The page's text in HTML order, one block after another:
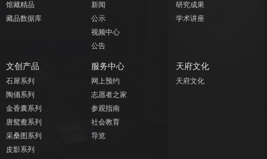
馆藏精品
藏品数据库
新闻
公示
视频中心
公告
研究成果
学术讲座
文创产品
石犀系列
陶俑系列
金香囊系列
唐鸳鸯系列
采桑图系列
皮影系列
服务中心
网上预约
志愿者之家
参观指南
社会教育
导览
天府文化
天府文化